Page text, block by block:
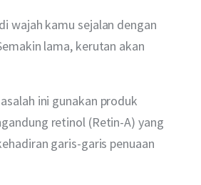
wajah kamu sejalan dengan
lama, kerutan akan
ini gunakan produk
retinol (Retin-A) yang
garis-garis penuaan